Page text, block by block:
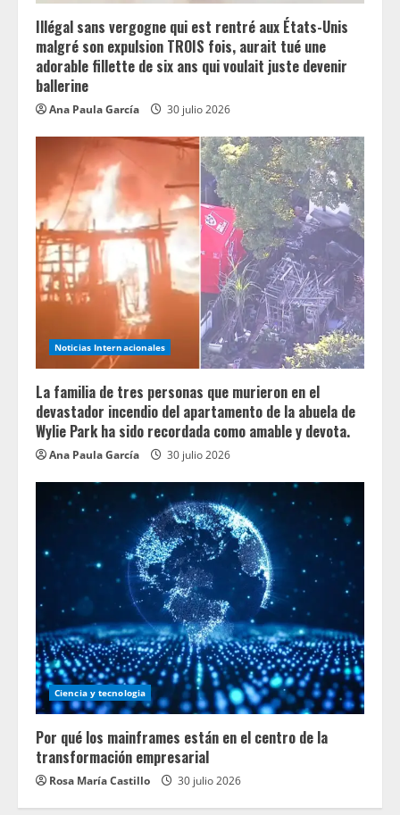
Illégal sans vergogne qui est rentré aux États-Unis
malgré son expulsion TROIS fois, aurait tué une
adorable fillette de six ans qui voulait juste devenir
ballerine
Ana Paula García 30 julio 2026
Noticias Internacionales
La familia de tres personas que murieron en el
devastador incendio del apartamento de la abuela de
Wylie Park ha sido recordada como amable y devota.
Ana Paula García 30 julio 2026
Ciencia y tecnologia
Por qué los mainframes están en el centro de la
transformación empresarial
Rosa María Castillo 30 julio 2026